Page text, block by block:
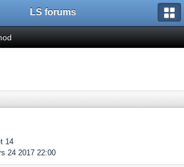
LS forums
14
24 2017 22:00